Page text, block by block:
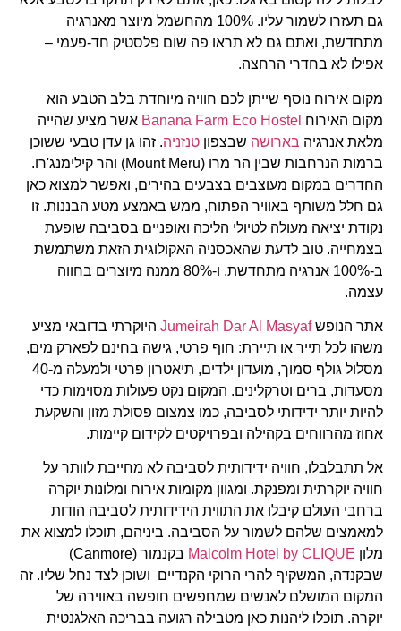
גם תעזרו לשמור עליו. 100% מהחשמל מיוצר מאנרגיה
מתחדשת, ואתם גם לא תראו פה שום פלסטיק חד-פעמי –
אפילו לא בחדרי הרחצה.
מקום אירוח נוסף שייתן לכם חוויה מיוחדת בלב הטבע הוא
מקום האירוחBanana Farm Eco Hostelאשר מציע שהייה
מלאת אנרגיהבארושהשבצפוןטנזניה. זהו גן עדן טבעי ששוכן
ברמות הנרחבות שבין הר מרו (Mount Meru) והר קילימנג'רו.
החדרים במקום מעוצבים בצבעים בהירים, ואפשר למצוא כאן
גם חלל משותף באוויר הפתוח, ממש באמצע מטע הבננות. זו
נקודת יציאה מעולה לטיולי הליכה ואופניים בסביבה שופעת
בצמחייה. טוב לדעת שהאכסניה האקולוגית הזאת משתמשת
ב-100% אנרגיה מתחדשת, ו-80% ממנה מיוצרים בחווה
עצמה.
אתר הנופשJumeirah Dar Al Masyafהיוקרתי בדובאי מציע
משהו לכל תייר או תיירת: חוף פרטי, גישה בחינם לפארק מים,
מסלול גולף סמוך, מועדון ילדים, תיאטרון פרטי ולמעלה מ-40
מסעדות, ברים וטרקלינים. המקום נקט פעולות מסוימות כדי
להיות יותר ידידותי לסביבה, כמו צמצום פסולת מזון והשקעת
אחוז מהרווחים בקהילה ובפרויקטים לקידום קיימות.
אל תתבלבלו, חוויה ידידותית לסביבה לא מחייבת לוותר על
חוויה יוקרתית ומפנקת. ומגוון מקומות אירוח ומלונות יוקרה
ברחבי העולם קיבלו את התווית הידידותית לסביבה הודות
למאמצים שלהם לשמור על הסביבה. ביניהם, תוכלו למצוא את
מלוןMalcolm Hotel by CLIQUE
בקנמור (Canmore)
שבקנדה, המשקיף להרי הרוקי הקנדיים ושוכן לצד נחל שליו. זה
המקום המושלם לאנשים שמחפשים חופשה באווירה של
יוקרה. תוכלו ליהנות כאן מטבילה רגועה בבריכה האלגנטית